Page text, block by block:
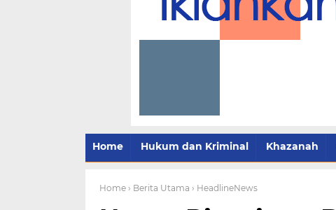
Home Hukum dan Kriminal Khazanah
Home › Berita Utama › HeadlineNews